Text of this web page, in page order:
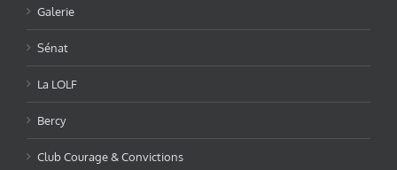
Galerie
Sénat
La LOLF
Bercy
Club Courage & Convictions